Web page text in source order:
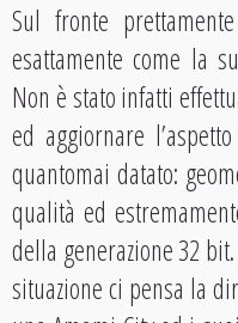
Sul fronte
esattamente come la
Non è stato infatti
ed aggiornare
quantomai datato:
qualità ed
della generazione 32
situazione ci pensa la